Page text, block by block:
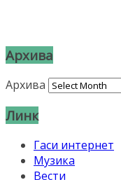
Архива
Архива
Линк
Гаси интернет
Музика
Вести